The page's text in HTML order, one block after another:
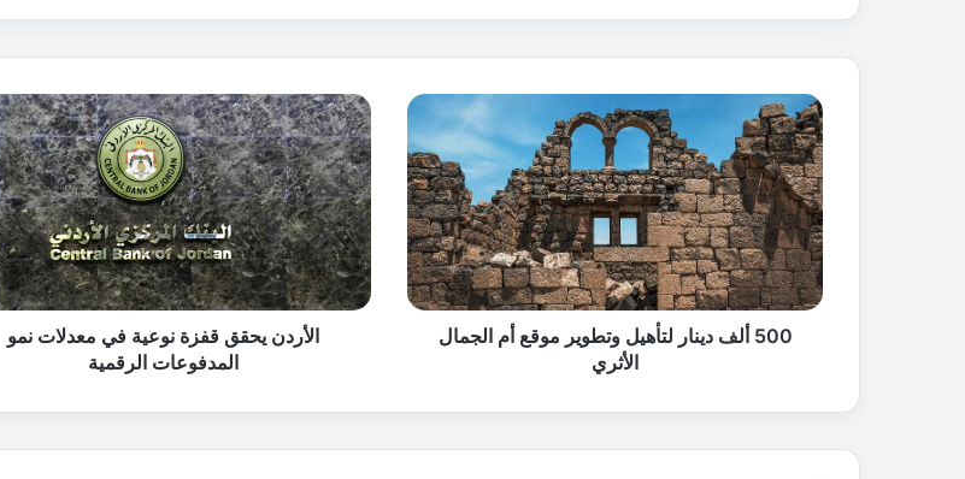
5
0
0
أ
ل
ف
د
ي
ن
ت
500 ألف دينار لتأهيل وتطوير موقع أم الجمال
الأثري
ا
ل
أ
ر
د
ن
ي
ح
ق
ز
الأردن يحقق قفزة نوعية في معدلات نمو
المدفوعات الرقمية